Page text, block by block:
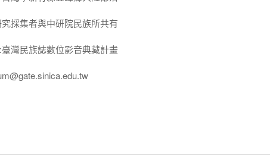
採集者與中研院民族所共有
灣民族誌數位影音典藏計畫